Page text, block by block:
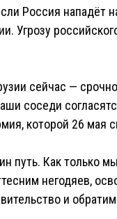
Россия нападёт
Угрозу
сейчас —
соседи
которой 26 мая
путь. Как только
негодяев,
и